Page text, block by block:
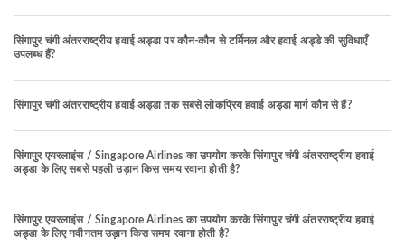
सिंगापुर चंगी अंतरराष्ट्रीय हवाई अड्डा पर कौन-कौन से टर्मिनल और हवाई अड्डे की सुविधाएँ
उपलब्ध हैं?
सिंगापुर चंगी अंतरराष्ट्रीय हवाई अड्डा तक सबसे लोकप्रिय हवाई अड्डा मार्ग कौन से हैं?
सिंगापुर एयरलाइंस / Singapore Airlines का उपयोग करके सिंगापुर चंगी अंतरराष्ट्रीय हवाई
अड्डा के लिए सबसे पहली उड़ान किस समय रवाना होती है?
सिंगापुर एयरलाइंस / Singapore Airlines का उपयोग करके सिंगापुर चंगी अंतरराष्ट्रीय हवाई
अड्डा के लिए नवीनतम उड़ान किस समय रवाना होती है?